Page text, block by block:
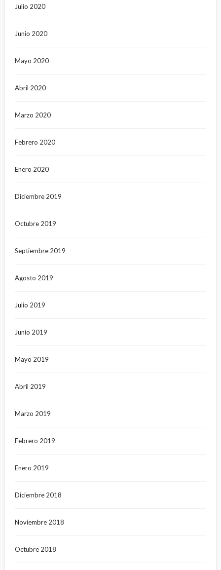
Julio 2020
Junio 2020
Mayo 2020
Abril 2020
Marzo 2020
Febrero 2020
Enero 2020
Diciembre 2019
Octubre 2019
Septiembre 2019
Agosto 2019
Julio 2019
Junio 2019
Mayo 2019
Abril 2019
Marzo 2019
Febrero 2019
Enero 2019
Diciembre 2018
Noviembre 2018
Octubre 2018